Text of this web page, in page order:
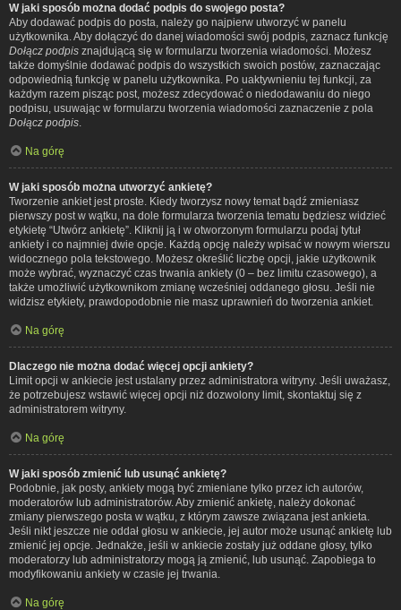
W jaki sposób można dodać podpis do swojego posta?
Aby dodawać podpis do posta, należy go najpierw utworzyć w panelu
użytkownika. Aby dołączyć do danej wiadomości swój podpis, zaznacz funkcję
Dołącz podpis znajdującą się w formularzu tworzenia wiadomości. Możesz
także domyślnie dodawać podpis do wszystkich swoich postów, zaznaczając
odpowiednią funkcję w panelu użytkownika. Po uaktywnieniu tej funkcji, za
każdym razem pisząc post, możesz zdecydować o niedodawaniu do niego
podpisu, usuwając w formularzu tworzenia wiadomości zaznaczenie z pola
Dołącz podpis
Na górę
W jaki sposób można utworzyć ankietę?
Tworzenie ankiet jest proste. Kiedy tworzysz nowy temat bądź zmieniasz
pierwszy post w wątku, na dole formularza tworzenia tematu będziesz widzieć
etykietę “Utwórz ankietę”. Kliknij ją i w otworzonym formularzu podaj tytuł
ankiety i co najmniej dwie opcje. Każdą opcję należy wpisać w nowym wierszu
widocznego pola tekstowego. Możesz określić liczbę opcji, jakie użytkownik
może wybrać, wyznaczyć czas trwania ankiety (0 – bez limitu czasowego), a
także umożliwić użytkownikom zmianę wcześniej oddanego głosu. Jeśli nie
widzisz etykiety, prawdopodobnie nie masz uprawnień do tworzenia ankiet.
Na górę
Dlaczego nie można dodać więcej opcji ankiety?
Limit opcji w ankiecie jest ustalany przez administratora witryny. Jeśli uważasz,
że potrzebujesz wstawić więcej opcji niż dozwolony limit, skontaktuj się z
administratorem witryny.
Na górę
W jaki sposób zmienić lub usunąć ankietę?
Podobnie, jak posty, ankiety mogą być zmieniane tylko przez ich autorów,
moderatorów lub administratorów. Aby zmienić ankietę, należy dokonać
zmiany pierwszego posta w wątku, z którym zawsze związana jest ankieta.
Jeśli nikt jeszcze nie oddał głosu w ankiecie, jej autor może usunąć ankietę lub
zmienić jej opcje. Jednakże, jeśli w ankiecie zostały już oddane głosy, tylko
moderatorzy lub administratorzy mogą ją zmienić, lub usunąć. Zapobiega to
modyfikowaniu ankiety w czasie jej trwania.
Na górę